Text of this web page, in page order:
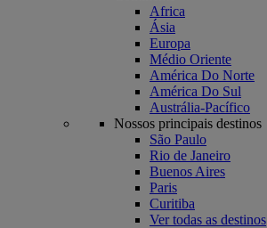
Africa
Ásia
Europa
Médio Oriente
América Do Norte
América Do Sul
Austrália-Pacífico
Nossos principais destinos
São Paulo
Rio de Janeiro
Buenos Aires
Paris
Curitiba
Ver todas as destinos